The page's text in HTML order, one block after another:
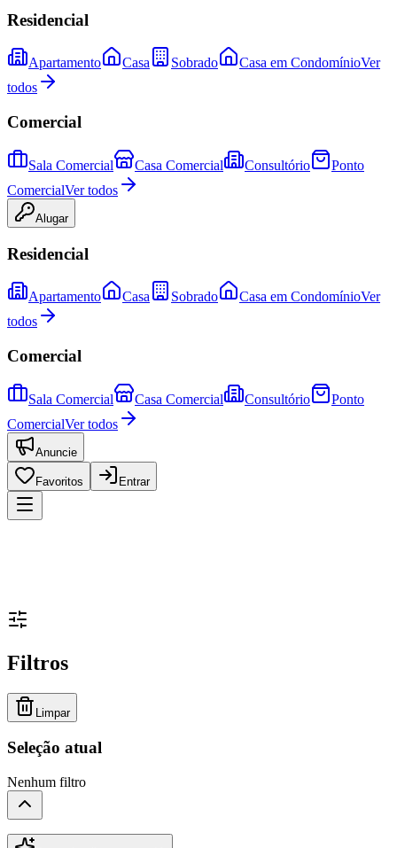
Residencial
Apartamento Casa Sobrado Casa em CondomínioVer
todos
Comercial
Sala Comercial Casa Comercial Consultório
Ponto
ComercialVer todos
Alugar
Residencial
Apartamento Casa Sobrado Casa em CondomínioVer
todos
Comercial
Sala Comercial Casa Comercial Consultório
Ponto
ComercialVer todos
Anuncie
Favoritos Entrar
Filtros
Limpar
Seleção atual
Nenhum filtro